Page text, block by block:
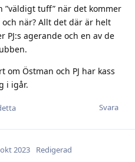
”väldigt tuff” när det kommer
när? Allt det där är helt
agerande och en av de
Östman och PJ har kass
i igår.
Svara
2023 Redigerad